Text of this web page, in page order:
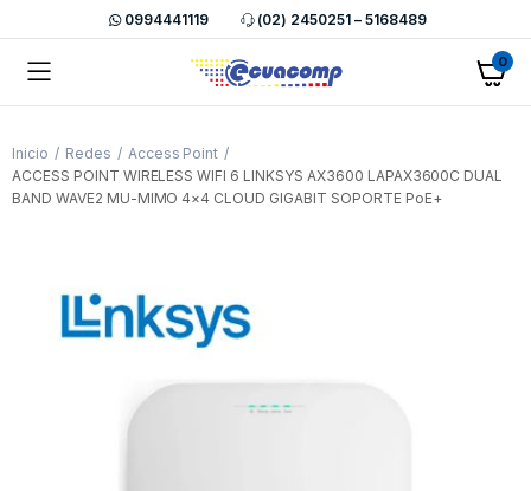
0994441119 (02) 2450251 – 5168489
0
Inicio Redes
Access Point
ACCESS POINT WIRELESS WIFI 6 LINKSYS AX3600 LAPAX3600C DUAL
BAND WAVE2 MU-MIMO 4×4 CLOUD GIGABIT SOPORTE PoE+